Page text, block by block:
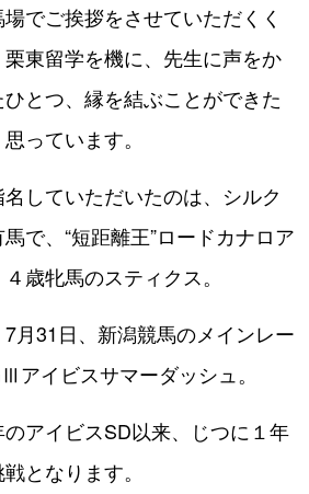
でご挨拶をさせていただくく
東留学を機に、先生に声をか
とつ、縁を結ぶことができた
っています。
していただいたのは、シルク
で、“短距離王”ロードカナロア
歳牝馬のスティクス。
月31日、新潟競馬のメインレー
アイビスサマーダッシュ。
アイビスSD以来、じつに１年
となります。